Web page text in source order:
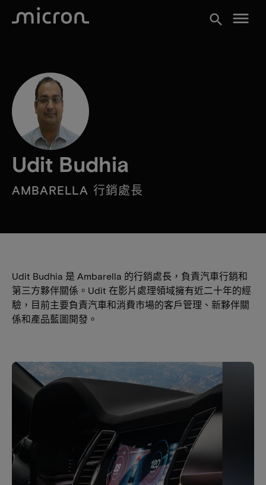
search menu
Udit Budhia
AMBARELLA 行銷處長
Udit Budhia 是 Ambarella 的行銷處長，負責汽車行銷和
第三方夥伴關係。Udit 在影片處理領域擁有近二十年的經
驗，目前主要負責汽車和消費市場的客戶管理、新夥伴關
係和產品藍圖開發。